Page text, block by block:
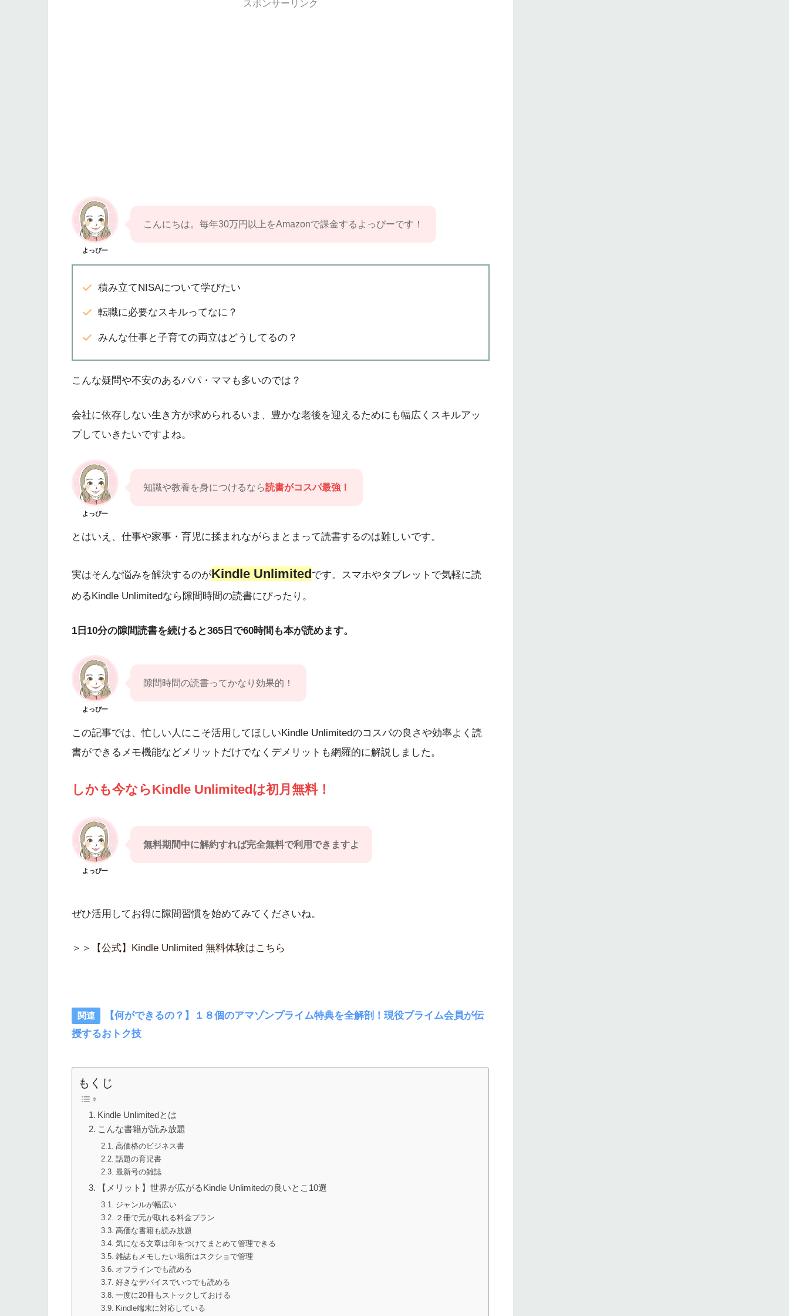
スポンサーリンク
よっぴー
こんにちは。毎年30万円以上をAmazonで課金するよっぴーです！
積み立てNISAについて学びたい
転職に必要なスキルってなに？
みんな仕事と子育ての両立はどうしてるの？
こんな疑問や不安のあるパパ・ママも多いのでは？
会社に依存しない生き方が求められるいま、豊かな老後を迎えるためにも幅広くスキルアッ
プしていきたいですよね。
よっぴー
知識や教養を身につけるなら読書がコスパ最強！
とはいえ、仕事や家事・育児に揉まれながらまとまって読書するのは難しいです。
実はそんな悩みを解決するのがKindle Unlimitedです。スマホやタブレットで気軽に読
めるKindle Unlimitedなら隙間時間の読書にぴったり。
1日10分の隙間読書を続けると365日で60時間も本が読めます。
よっぴー
隙間時間の読書ってかなり効果的！
この記事では、忙しい人にこそ活用してほしいKindle Unlimitedのコスパの良さや効率よく読
書ができるメモ機能などメリットだけでなくデメリットも網羅的に解説しました。
しかも今ならKindle Unlimitedは初月無料！
よっぴー
無料期間中に解約すれば完全無料で利用できますよ
ぜひ活用してお得に隙間習慣を始めてみてくださいね。
＞＞【公式】Kindle Unlimited 無料体験はこちら
【何ができるの？】１８個のアマゾンプライム特典を全解剖！現役プライム会員が伝
授するおトク技
もくじ
Kindle Unlimitedとは
こんな書籍が読み放題
高価格のビジネス書
話題の育児書
最新号の雑誌
【メリット】世界が広がるKindle Unlimitedの良いとこ10選
ジャンルが幅広い
２冊で元が取れる料金プラン
高価な書籍も読み放題
気になる文章は印をつけてまとめて管理できる
雑誌もメモしたい場所はスクショで管理
オフラインでも読める
好きなデバイスでいつでも読める
一度に20冊もストックしておける
Kindle端末に対応している